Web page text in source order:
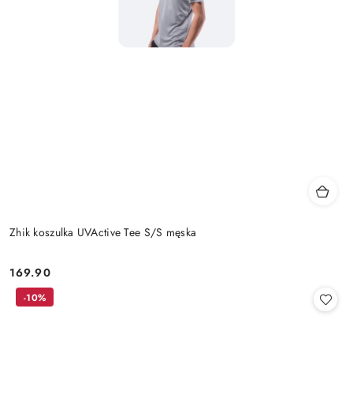
Zhik koszulka UVActive Tee S/S męska
Cena:
169.90
-10%